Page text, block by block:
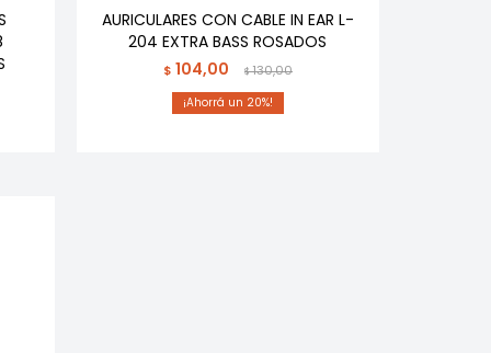
AURICULARES CON CABLE IN EAR L-
204 EXTRA BASS ROSADOS
$ 104,00 $130,00
20